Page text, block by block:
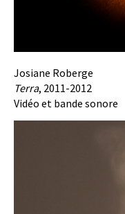
Josiane Roberge
Terra, 2011-2012
Vidéo et bande sonore